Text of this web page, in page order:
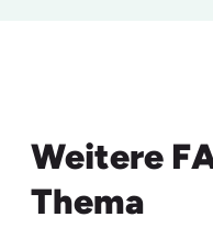
Weitere
Thema